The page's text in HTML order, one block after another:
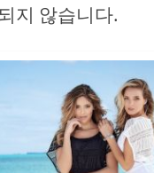
지 않습니다.